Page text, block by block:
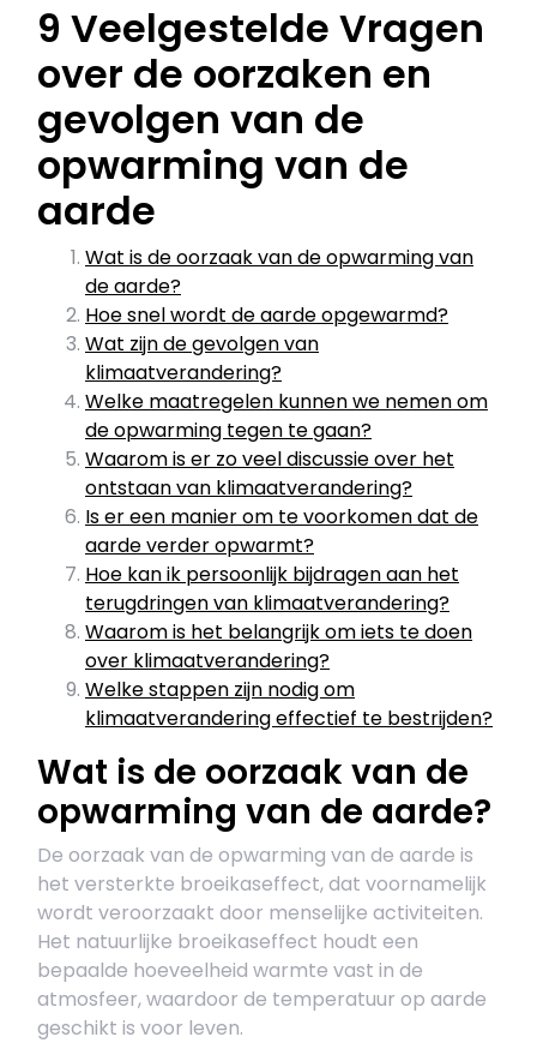
9 Veelgestelde Vragen
over de oorzaken en
gevolgen van de
opwarming van de
aarde
Wat is de oorzaak van de opwarming van
de aarde?
Hoe snel wordt de aarde opgewarmd?
Wat zijn de gevolgen van
klimaatverandering?
Welke maatregelen kunnen we nemen om
de opwarming tegen te gaan?
Waarom is er zo veel discussie over het
ontstaan van klimaatverandering?
Is er een manier om te voorkomen dat de
aarde verder opwarmt?
Hoe kan ik persoonlijk bijdragen aan het
terugdringen van klimaatverandering?
Waarom is het belangrijk om iets te doen
over klimaatverandering?
Welke stappen zijn nodig om
klimaatverandering effectief te bestrijden?
Wat is de oorzaak van de
opwarming van de aarde?
De oorzaak van de opwarming van de aarde is
het versterkte broeikaseffect, dat voornamelijk
wordt veroorzaakt door menselijke activiteiten.
Het natuurlijke broeikaseffect houdt een
bepaalde hoeveelheid warmte vast in de
atmosfeer, waardoor de temperatuur op aarde
geschikt is voor leven.